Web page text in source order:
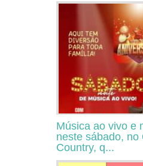
Música ao vivo e
neste sábado, no
Country, q...